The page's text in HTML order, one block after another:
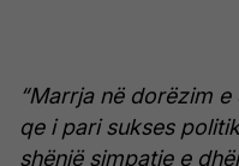
“Marrja në dorëzim
qe i pari sukses
shënjë simpatie e